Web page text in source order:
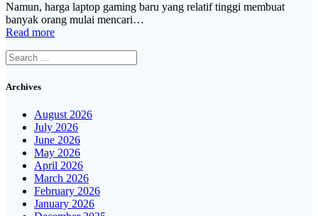
Namun, harga laptop gaming baru yang relatif tinggi membuat
banyak orang mulai mencari…
Read more
Search
for:
Archives
August 2026
July 2026
June 2026
May 2026
April 2026
March 2026
February 2026
January 2026